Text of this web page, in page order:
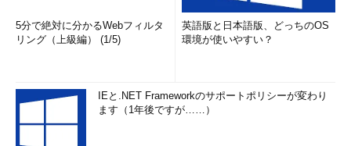
5分で絶対に分かるWebフィルタ
リング（上級編） (1/5)
英語版と日本語版、どっちのOS
環境が使いやすい？
IEと.NET Frameworkのサポートポリシーが変わり
ます（1年後ですが……）